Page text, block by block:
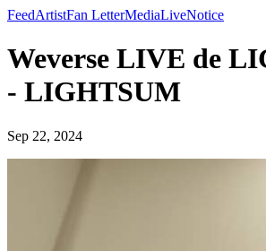
FeedArtistFan LetterMediaLiveNotice
Weverse LIVE de
- LIGHTSUM
Sep 22, 2024